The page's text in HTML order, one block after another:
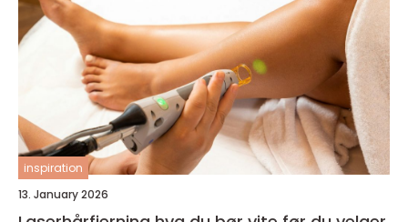
inspiration
13. January 2026